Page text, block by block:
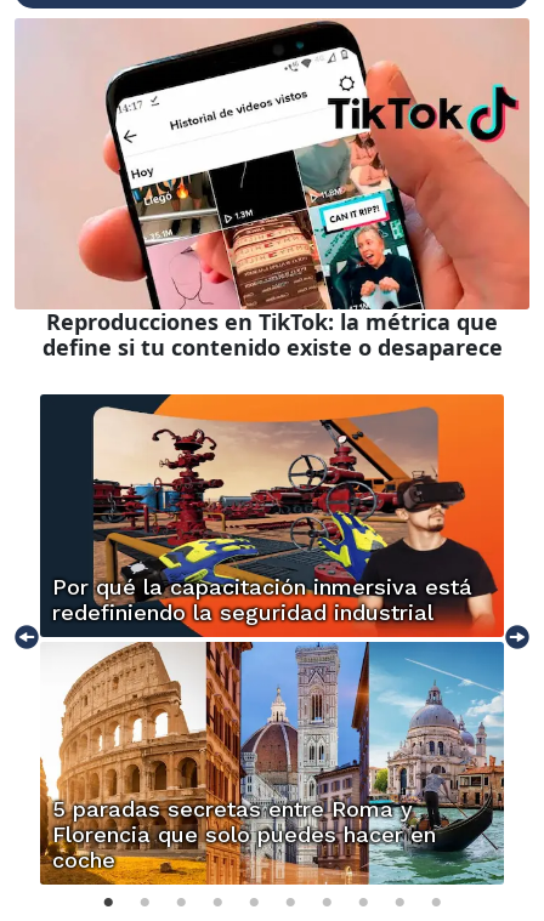
Reproducciones en TikTok: la métrica que
define si tu contenido existe o desaparece
Por qué la capacitación inmersiva está
redefiniendo la seguridad industrial
5 paradas secretas entre Roma y
Florencia que solo puedes hacer en
coche